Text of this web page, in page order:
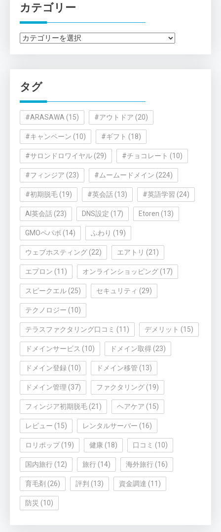
カテゴリー
カ
ー
タグ
#ARASAWA (15) #アウトドア (20)
#キャンペーン (10) #ギフト (18)
#サロンドロワイヤル (29) #チョコレート (10)
#フィンジア (23) #ムームードメイン (224)
#初期脱毛 (19) #英会話 (13) #英語学習 (24)
AI英会話 (23) DNS設定 (17) Etoren (13)
GMOペパボ (14) ふわり (19)
ウェブホスティング (22) エアトリ (21)
エプロン (11) オンラインショッピング (17)
スピークエル (25) セキュリティ (29)
テクノロジー (10)
テラスファクタリング口コミ (11) デメリット (15)
ドメインサービス (10) ドメイン取得 (23)
ドメイン登録 (10) ドメイン移管 (13)
ドメイン管理 (37) ファクタリング (19)
フィンジア初期脱毛 (21) ヘアケア (15)
レビュー (15) レンタルサーバー (16)
ロリポップ(19) 健康 (18) 口コミ (10)
国内旅行 (12) 旅行 (14) 海外旅行 (16)
育毛剤 (26) 評判 (13) 資金調達 (11)
防災 (10)